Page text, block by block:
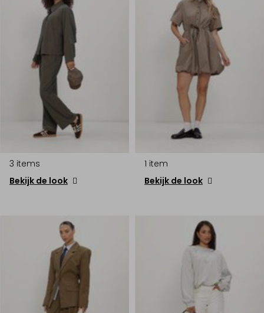
3 items
Bekijk de look
1 item
Bekijk de look